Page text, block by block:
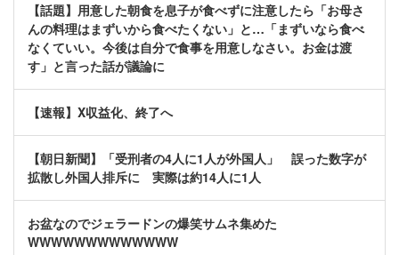
【話題】用意した朝食を息子が食べずに注意したら「お母さ
んの料理はまずいから食べたくない」と…「まずいなら食べ
なくていい。今後は自分で食事を用意しなさい。お金は渡
す」と言った話が議論に
【速報】X収益化、終了へ
【朝日新聞】「受刑者の4人に1人が外国人」 誤った数字が
拡散し外国人排斥に 実際は約14人に1人
お盆なのでジェラードンの爆笑サムネ集めた
WWWWWWWWWWWWW